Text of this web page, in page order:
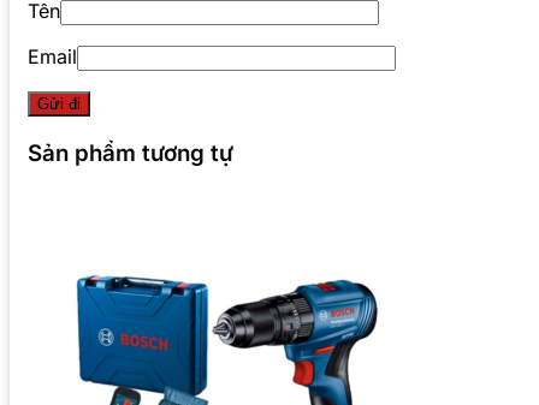
Tên
Email
Sản phẩm tương tự